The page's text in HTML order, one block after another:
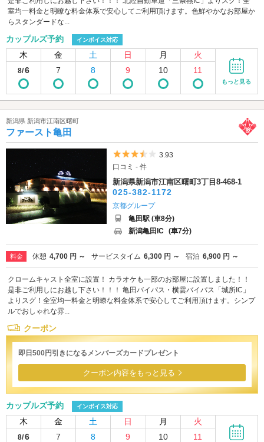
室均一料金と明瞭な料金体系で安心してご利用頂けます。色鮮やかなお部屋か
らスタンダードな...
カップルズ予約 インボイス対応
木 金 土 日 月 火
8/6 7 8 9 10 11
もっと見る
新潟県 新潟市江南区曙町
ファースト亀田
5つ星のうち3.5
3.93
口コミ - 件
新潟県新潟市江南区曙町3丁目8-468-1
025-382-1172
京都グループ
亀田駅 (車8分)
新潟亀田IC (車7分)
料金 休憩 4,700 円 ～ サービスタイム 6,300 円 ～ 宿泊 6,900 円 ～
クロームキャスト全室に設置！ カラオケも一部のお部屋に設置しました！！
是非ご利用しにお越し下さい！！！ 亀田バイパス・横雲バイパス「城所IC」
よりスグ！全室均一料金と明瞭な料金体系で安心してご利用頂けます。シンプ
ルでおしゃれな雰...
クーポン
即日500円引きになるメンバーズカードプレゼント
クーポン内容をもっと見る
カップルズ予約 インボイス対応
木 金 土 日 月 火
8/6
7
8
9
10
11